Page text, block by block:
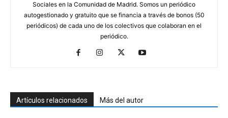
Sociales en la Comunidad de Madrid. Somos un periódico
autogestionado y gratuito que se financia a través de bonos (50
periódicos) de cada uno de los colectivos que colaboran en el
periódico.
Artículos relacionados Más del autor